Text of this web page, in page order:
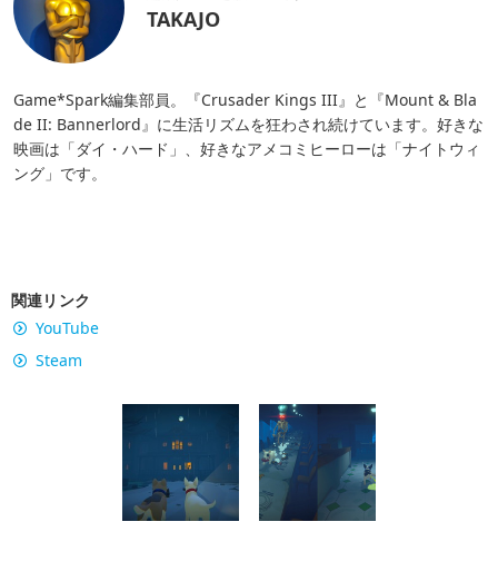
TAKAJO
Game*Spark編集部員。『Crusader Kings III』と『Mount & Bla
de II: Bannerlord』に生活リズムを狂わされ続けています。好きな
映画は「ダイ・ハード」、好きなアメコミヒーローは「ナイトウィ
ング」です。
関連リンク
YouTube
Steam